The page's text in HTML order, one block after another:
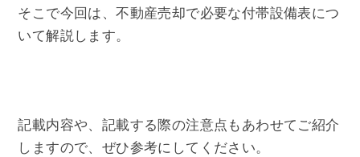
そこで今回は、不動産売却で必要な付帯設備表につ
いて解説します。
記載内容や、記載する際の注意点もあわせてご紹介
しますので、ぜひ参考にしてください。